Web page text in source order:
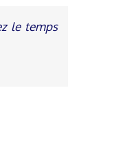
le temps